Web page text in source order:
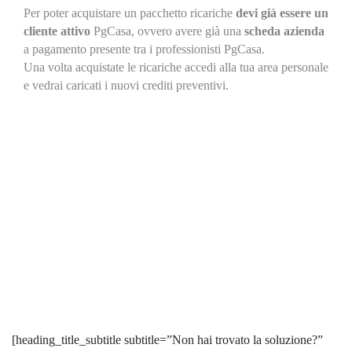
Per poter acquistare un pacchetto ricariche devi già essere un
cliente attivo PgCasa, ovvero avere già una scheda azienda
a pagamento presente tra i professionisti PgCasa.
Una volta acquistate le ricariche accedi alla tua area personale
e vedrai caricati i nuovi crediti preventivi.
[heading_title_subtitle subtitle=”Non hai trovato la soluzione?”